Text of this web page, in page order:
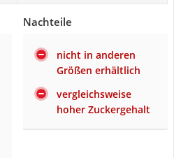
Nachteile
nicht in anderen
Größen erhältlich
vergleichsweise
hoher Zuckergehalt